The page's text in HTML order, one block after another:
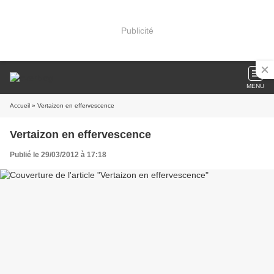
Publicité
MENU
Accueil » Vertaizon en effervescence
Vertaizon en effervescence
Publié le 29/03/2012 à 17:18